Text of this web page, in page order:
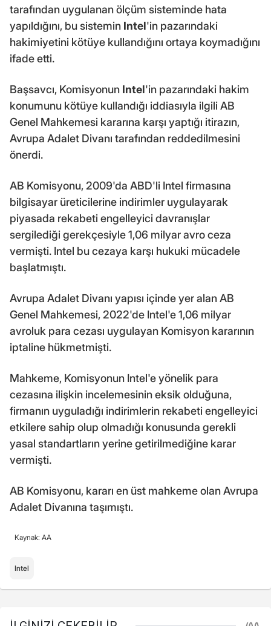
tarafından uygulanan ölçüm sisteminde hata
yapıldığını, bu sistemin Intel'in pazarındaki
hakimiyetini kötüye kullandığını ortaya koymadığını
ifade etti.
Başsavcı, Komisyonun Intel'in pazarındaki hakim
konumunu kötüye kullandığı iddiasıyla ilgili AB
Genel Mahkemesi kararına karşı yaptığı itirazın,
Avrupa Adalet Divanı tarafından reddedilmesini
önerdi.
AB Komisyonu, 2009'da ABD'li Intel firmasına
bilgisayar üreticilerine indirimler uygulayarak
piyasada rekabeti engelleyici davranışlar
sergilediği gerekçesiyle 1,06 milyar avro ceza
vermişti. Intel bu cezaya karşı hukuki mücadele
başlatmıştı.
Avrupa Adalet Divanı yapısı içinde yer alan AB
Genel Mahkemesi, 2022'de Intel'e 1,06 milyar
avroluk para cezası uygulayan Komisyon kararının
iptaline hükmetmişti.
Mahkeme, Komisyonun Intel'e yönelik para
cezasına ilişkin incelemesinin eksik olduğuna,
firmanın uyguladığı indirimlerin rekabeti engelleyici
etkilere sahip olup olmadığı konusunda gerekli
yasal standartların yerine getirilmediğine karar
vermişti.
AB Komisyonu, kararı en üst mahkeme olan Avrupa
Adalet Divanına taşımıştı.
Kaynak: AA
Intel